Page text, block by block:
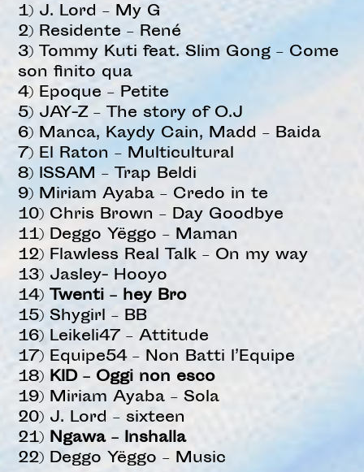
1) J. Lord – My G
2) Residente – René
3) Tommy Kuti feat. Slim Gong – Come
son finito qua
4) Epoque – Petite
5) JAY-Z – The story of O.J
6) Manca, Kaydy Cain, Madd – Baida
7) El Raton – Multicultural
8) ISSAM – Trap Beldi
9) Miriam Ayaba – Credo in te
10) Chris Brown – Day Goodbye
11) Deggo Yëggo – Maman
12) Flawless Real Talk – On my way
13) Jasley- Hooyo
14)Twenti – hey Bro
15) Shygirl – BB
16) Leikeli47 – Attitude
17) Equipe54 – Non Batti l’Equipe
18) KID – Oggi non esco
19) Miriam Ayaba – Sola
20) J. Lord – sixteen
21) Ngawa – Inshalla
22) Deggo Yëggo – Music